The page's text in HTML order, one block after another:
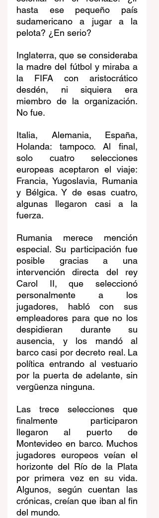
hasta ese pequeño país
sudamericano a jugar a la
pelota? ¿En serio?
Inglaterra, que se consideraba
la madre del fútbol y miraba a
la FIFA con aristocrático
desdén, ni siquiera era
miembro de la organización.
No fue.
Italia, Alemania, España,
Holanda: tampoco. Al final,
solo cuatro selecciones
europeas aceptaron el viaje:
Francia, Yugoslavia, Rumania
y Bélgica. Y de esas cuatro,
algunas llegaron casi a la
fuerza.
Rumania merece mención
especial. Su participación fue
posible gracias a una
intervención directa del rey
Carol II, que seleccionó
personalmente a los
jugadores, habló con sus
empleadores para que no los
despidieran durante su
ausencia, y los mandó al
barco casi por decreto real. La
política entrando al vestuario
por la puerta de adelante, sin
vergüenza ninguna.
Las trece selecciones que
finalmente participaron
llegaron al puerto de
Montevideo en barco. Muchos
jugadores europeos veían el
horizonte del Río de la Plata
por primera vez en su vida.
Algunos, según cuentan las
crónicas, creían que iban al fin
del mundo.